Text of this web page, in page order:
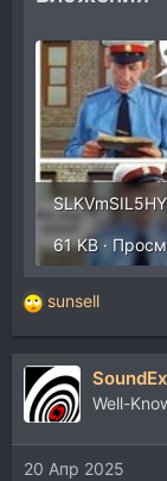
Р
е
а
ц
и
и
:
sunsell
Well-
20 Апр 2025